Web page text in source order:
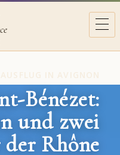
Bénézet:
und zwei
Rhône